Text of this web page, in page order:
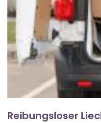
Reibungsloser